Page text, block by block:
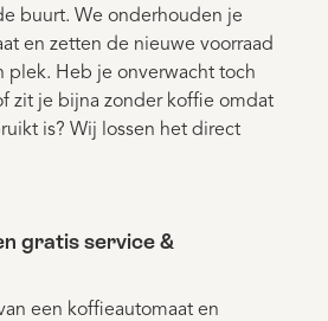
buurt. We onderhouden je
en zetten de nieuwe voorraad
plek. Heb je onverwacht toch
zit je bijna zonder koffie omdat
is? Wij lossen het direct
gratis service &
een koffieautomaat en